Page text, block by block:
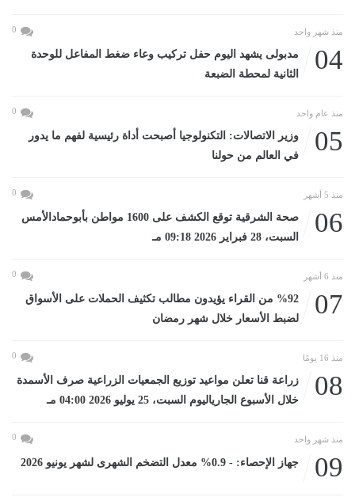
منذ شهر واحد 0
04
مدبولى يشهد اليوم حفل تركيب وعاء ضغط المفاعل للوحدة
الثانية لمحطة الضبعة
منذ عام واحد 0
05
وزير الاتصالات: التكنولوجيا أصبحت أداة رئيسية لفهم ما يدور
في العالم من حولنا
منذ 5 أشهر 0
06
صحة الشرقية توقع الكشف على 1600 مواطن بأبوحمادالأمس
السبت، 28 فبراير 2026 09:18 مـ
منذ 6 أشهر 0
07
%92 من القراء يؤيدون مطالب تكثيف الحملات على الأسواق
لضبط الأسعار خلال شهر رمضان
منذ 16 يومًا 0
08
زراعة قنا تعلن مواعيد توزيع الجمعيات الزراعية صرف الأسمدة
خلال الأسبوع الجارياليوم السبت، 25 يوليو 2026 04:00 مـ
منذ شهر واحد 0
09 جهاز الإحصاء: - 0.9% معدل التضخم الشهرى لشهر يونيو 2026